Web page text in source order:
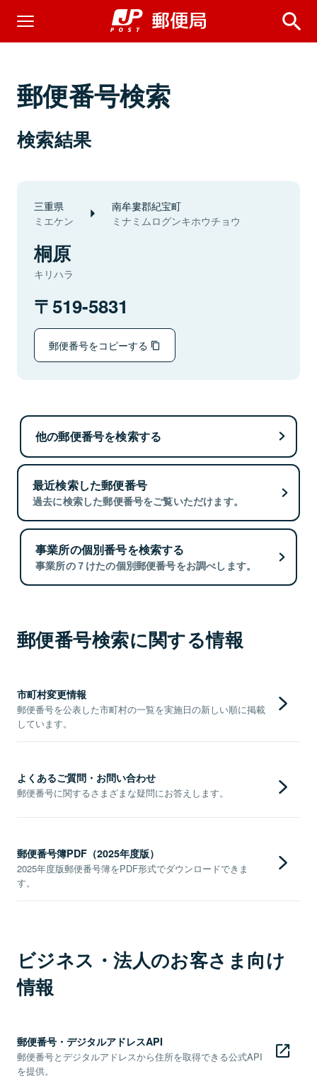
郵便番号検索
検索結果
三重県
ミエケン
南牟婁郡紀宝町
ミナミムログンキホウチョウ
桐原
キリハラ
519-5831
郵便番号をコピーする
他の郵便番号を検索する
最近検索した郵便番号
過去に検索した郵便番号をご覧いただけます。
事業所の個別番号を検索する
事業所の７けたの個別郵便番号をお調べします。
郵便番号検索に関する情報
市町村変更情報
郵便番号を公表した市町村の一覧を実施日の新しい順に掲載
しています。
よくあるご質問・お問い合わせ
郵便番号に関するさまざまな疑問にお答えします。
郵便番号簿PDF（2025年度版）
2025年度版郵便番号簿をPDF形式でダウンロードできま
す。
ビジネス・法人のお客さま向け
情報
郵便番号・デジタルアドレスAPI
郵便番号とデジタルアドレスから住所を取得できる公式API
を提供。